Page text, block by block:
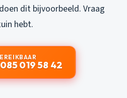
dit bijvoorbeeld. Vraag
hebt.
019 58 42